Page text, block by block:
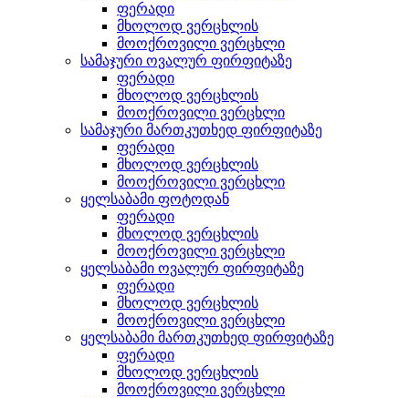
ფერადი
მხოლოდ ვერცხლის
მოოქროვილი ვერცხლი
სამაჯური ოვალურ ფირფიტაზე
ფერადი
მხოლოდ ვერცხლის
მოოქროვილი ვერცხლი
სამაჯური მართკუთხედ ფირფიტაზე
ფერადი
მხოლოდ ვერცხლის
მოოქროვილი ვერცხლი
ყელსაბამი ფოტოდან
ფერადი
მხოლოდ ვერცხლის
მოოქროვილი ვერცხლი
ყელსაბამი ოვალურ ფირფიტაზე
ფერადი
მხოლოდ ვერცხლის
მოოქროვილი ვერცხლი
ყელსაბამი მართკუთხედ ფირფიტაზე
ფერადი
მხოლოდ ვერცხლის
მოოქროვილი ვერცხლი